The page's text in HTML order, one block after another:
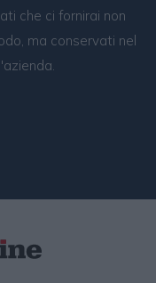
che ci fornirai non
ma conservati nel